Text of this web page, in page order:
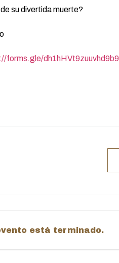
su divertida muerte?
forms.gle/dh1hHVt9zuuvhd9b9
está terminado.